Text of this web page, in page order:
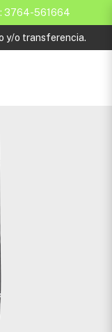
: 3764-561664
y/o transferencia.